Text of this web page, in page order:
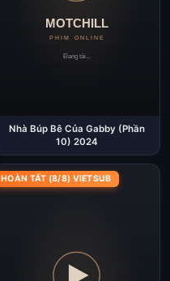
Nhà Búp Bê Của Gabby (Phần
10) 2024
HOÀN TẤT (8/8) VIETSUB